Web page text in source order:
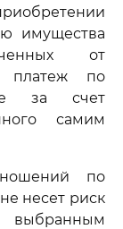
имущества
от
платеж по
за счет
самим
по
несет риск